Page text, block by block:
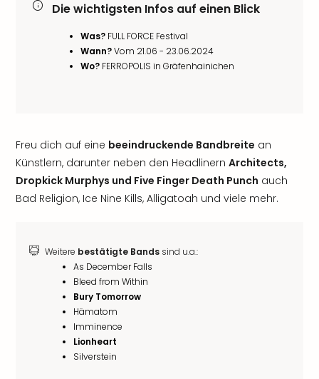
Die wichtigsten Infos auf einen Blick
Was? FULL FORCE Festival
Wann?Vom 21.06 - 23.06.2024
Wo? FERROPOLIS in Gräfenhainichen
Freu dich auf eine beeindruckende Bandbreite an
Künstlern, darunter neben den Headlinern Architects,
Dropkick Murphys und Five Finger Death Punch auch
Bad Religion, Ice Nine Kills, Alligatoah und viele mehr.
Weitere bestätigte Bands sind u.a.:
As December Falls
Bleed from Within
Bury Tomorrow
Hämatom
Imminence
Lionheart
Silverstein